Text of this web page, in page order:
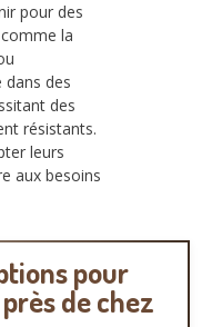
pour des
la
dans des
des
résistants.
leurs
aux besoins
pour
de chez